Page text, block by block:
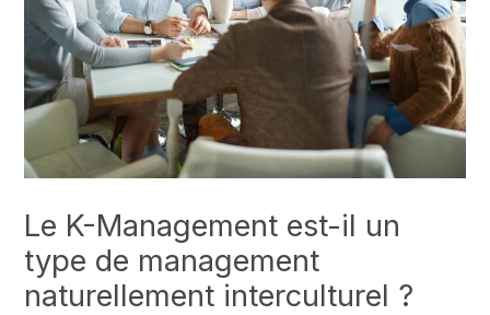
Le K-Management est-il un
type de management
naturellement interculturel ?